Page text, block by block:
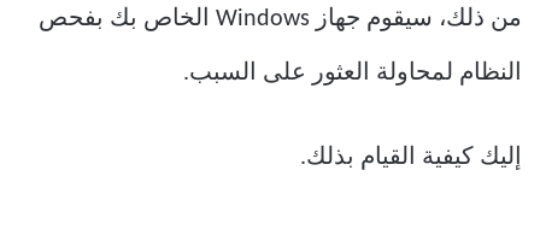
من ذلك، سيقوم جهاز Windows الخاص بك بفحص
النظام لمحاولة العثور على السبب.
إليك كيفية القيام بذلك.